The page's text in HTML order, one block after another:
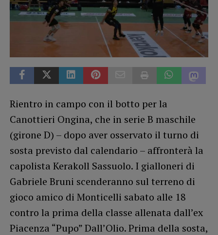
Rientro in campo con il botto per la
Canottieri Ongina, che in serie B maschile
(girone D) – dopo aver osservato il turno di
sosta previsto dal calendario – affronterà la
capolista Kerakoll Sassuolo. I gialloneri di
Gabriele Bruni scenderanno sul terreno di
gioco amico di Monticelli sabato alle 18
contro la prima della classe allenata dall’ex
Piacenza “Pupo” Dall’Olio. Prima della sosta,